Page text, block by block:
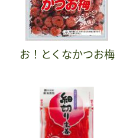
お！とくなかつお梅